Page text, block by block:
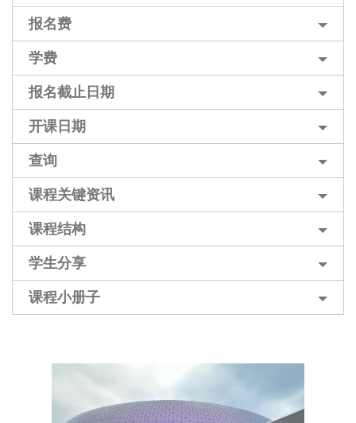
报名费
学费
报名截止日期
开课日期
查询
课程关键资讯
课程结构
学生分享
课程小册子